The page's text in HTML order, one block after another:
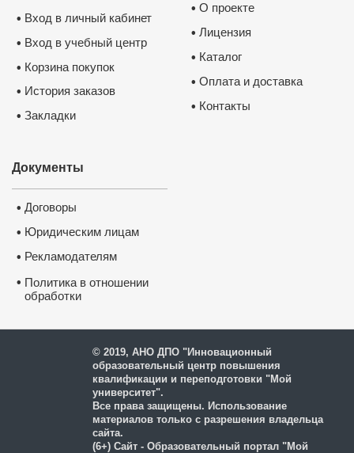
• О проекте
• Лицензия
• Каталог
• Оплата и доставка
• Контакты
• Вход в личный кабинет
• Вход в учебный центр
• Корзина покупок
• История заказов
• Закладки
Документы
• Договоры
• Юридическим лицам
• Рекламодателям
• Политика в отношении
обработки
© 2019, АНО ДПО "Инновационный
образовательный центр повышения
квалификации и переподготовки "Мой
университет".
Все права защищены. Использование
материалов только с разрешения владельца
сайта.
(6+) Сайт - Образовательный портал "Мой